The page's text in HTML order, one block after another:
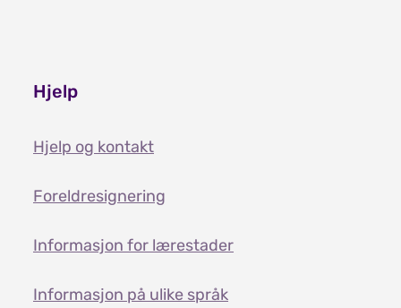
Hjelp
Hjelp og kontakt
Foreldresignering
Informasjon for lærestader
Informasjon på ulike språk